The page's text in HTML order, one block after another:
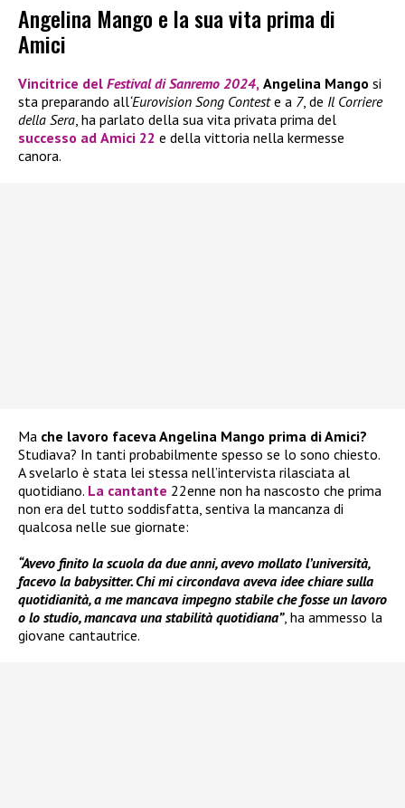
Angelina Mango e la sua vita prima di
Amici
Vincitrice del Festival di Sanremo 2024, Angelina Mango si
sta preparando all‘Eurovision Song Conteste a 7, de Il Corriere
della Sera , ha parlato della sua vita privata prima del
successo ad Amici 22 e della vittoria nella kermesse
canora.
Ma che lavoro faceva Angelina Mango prima di Amici?
Studiava? In tanti probabilmente spesso se lo sono chiesto.
A svelarlo è stata lei stessa nell’intervista rilasciata al
quotidiano. La cantante 22enne non ha nascosto che prima
non era del tutto soddisfatta, sentiva la mancanza di
qualcosa nelle sue giornate:
“Avevo finito la scuola da due anni, avevo mollato l’università,
facevo la babysitter. Chi mi circondava aveva idee chiare sulla
quotidianità, a me mancava impegno stabile che fosse un lavoro
o lo studio, mancava una stabilità quotidiana”, ha ammesso la
giovane cantautrice.